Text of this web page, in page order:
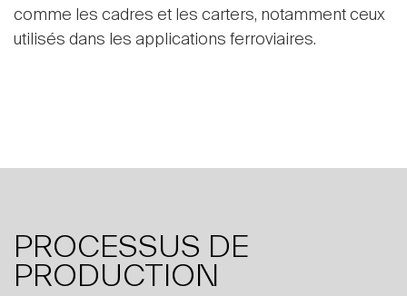
comme les cadres et les carters, notamment ceux
utilisés dans les applications ferroviaires.
PROCESSUS DE
PRODUCTION